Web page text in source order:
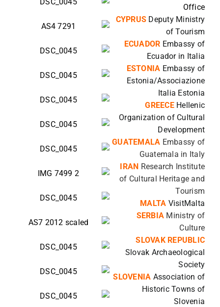
Office
CYPRUS Deputy Ministry
of Tourism
ECUADOR Embassy of
Ecuador in Italia
ESTONIA Embassy of
Estonia/Associazione
Italia Estonia
GREECE Hellenic
Organization of Cultural
Development
GUATEMALA Embassy of
Guatemala in Italy
IRAN Research Institute
of Cultural Heritage and
Tourism
MALTA VisitMalta
SERBIA Ministry of
Culture
SLOVAK REPUBLIC
Slovak Archaeological
Society
SLOVENIA Association of
Historic Towns of
Slovenia